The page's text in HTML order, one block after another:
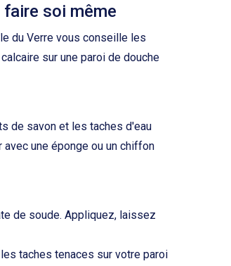
soi même
du Verre vous conseille les
sur une paroi de douche
de savon et les taches d'eau
une éponge ou un chiffon
de soude. Appliquez, laissez
taches tenaces sur votre paroi